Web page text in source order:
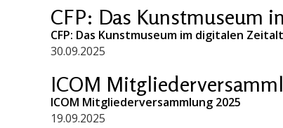
CFP: Das Kunstmuseum
CFP: Das Kunstmuseum im digitalen
30.09.2025
ICOM
ICOM Mitgliederversammlung 2025
19.09.2025